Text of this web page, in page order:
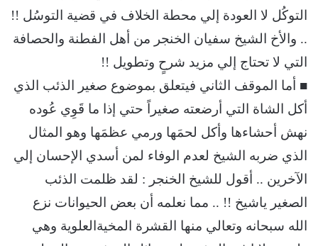
التوكُل لا العودة إلي محطة الخلاف في قضية التوسُل !!
.. والأخ الشيخ سفيان الخنجر من أهل الفطنة والحصافة
التي لا تحتاج إلي مزيد شرحٍ وتطويل !!
■ أما الموقف الثاني فيتعلق بموضوع صغير الذئب الذي
أكل الشاة التي أرضعته صغيراً حتي إذا ما قَوِي عُوده
نهش أحشاءها وأكل لحمَها ورمي عظمَها وهو المثال
الذي ضربه الشيخ لعدم الوفاء لمن أسدي الإحسان إلي
الآخرين .. أقول للشيخ الخنجر : لقد ظلمت الذئب
الصغير ياشيخ !! .. مما نعلمه أن بعض الحيوانات نزع
الله سبحانه وتعالي منها القشرة المخيةالعلوية وهي